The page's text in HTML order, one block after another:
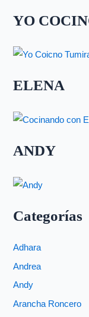
YO
ELENA
ANDY
Categorías
Adhara
Andrea
Andy
Arancha Roncero